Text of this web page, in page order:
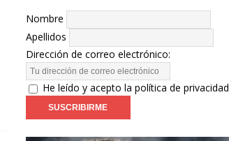
Nombre
Apellidos
Dirección de correo electrónico:
He leído y acepto la política de privacidad